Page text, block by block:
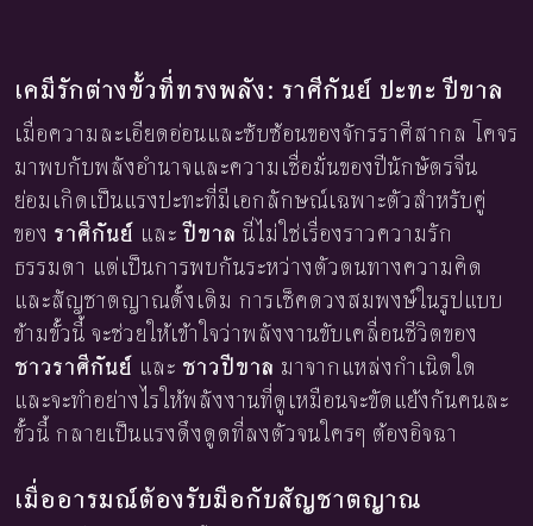
เคมีรักต่างขั้วที่ทรงพลัง: ราศีกันย์ ปะทะ ปีขาล
เมื่อความละเอียดอ่อนและซับซ้อนของจักรราศีสากล โคจร
มาพบกับพลังอำนาจและความเชื่อมั่นของปีนักษัตรจีน
ย่อมเกิดเป็นแรงปะทะที่มีเอกลักษณ์เฉพาะตัวสำหรับคู่
ของ ราศีกันย์ และปีขาล นี่ไม่ใช่เรื่องราวความรัก
ธรรมดา แต่เป็นการพบกันระหว่างตัวตนทางความคิด
และสัญชาตญาณดั้งเดิม การเช็คดวงสมพงษ์ในรูปแบบ
ข้ามขั้วนี้ จะช่วยให้เข้าใจว่าพลังงานขับเคลื่อนชีวิตของ
ชาวราศีกันย์ และ ชาวปีขาล มาจากแหล่งกำเนิดใด
และจะทำอย่างไรให้พลังงานที่ดูเหมือนจะขัดแย้งกันคนละ
ขั้วนี้ กลายเป็นแรงดึงดูดที่ลงตัวจนใครๆ ต้องอิจฉา
เมื่ออารมณ์ต้องรับมือกับสัญชาตญาณ